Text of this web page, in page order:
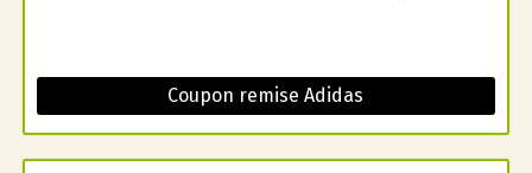
Coupon remise Adidas